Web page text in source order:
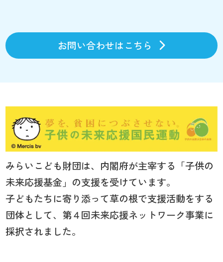
お問い合わせはこちら
みらいこども財団は、内閣府が主宰する「子供の
未来応援基金」の支援を受けています。
子どもたちに寄り添って草の根で支援活動をする
団体として、第４回未来応援ネットワーク事業に
採択されました。